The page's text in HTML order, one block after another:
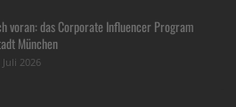
voran: das Corporate Influencer Program
München
Juli 2026